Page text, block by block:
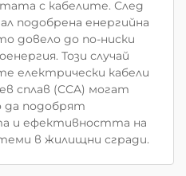
с кабелите. След
подобрена енергийна
довело до по-ниски
Този случай
електрически кабели
сплав (CCA) могат
да подобрят
и ефективността на
в жилищни сгради.